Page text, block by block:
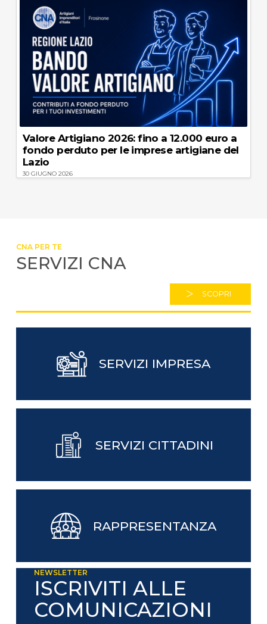
Valore Artigiano 2026: fino a 12.000 euro a
fondo perduto per le imprese artigiane del
Lazio
30 GIUGNO 2026
CNA PER TE
SERVIZI CNA
SCOPRI
SERVIZI IMPRESA
SERVIZI CITTADINI
RAPPRESENTANZA
NEWSLETTER
ISCRIVITI ALLE
COMUNICAZIONI